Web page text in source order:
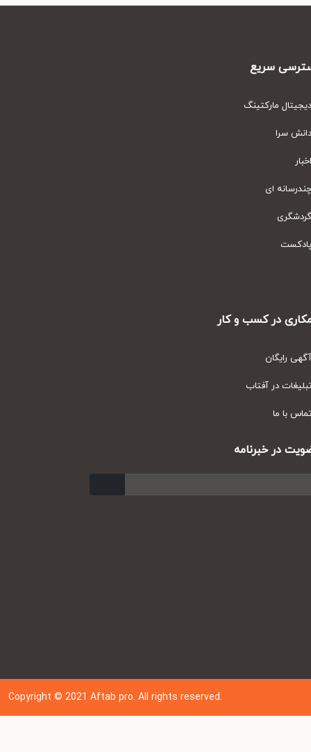
سریع
مارکتینگ
سرا
ای
در کسب و کار
رایگان
در آفتاب
با ما
در خبرنامه
Copyright © 202 1Aftab pro. All rights reserved.